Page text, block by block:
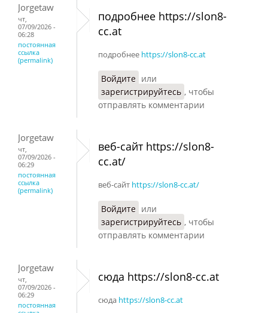
Jorgetaw
чт,
07/09/2026 -
06:28
постоянная
ссылка
(permalink)
подробнее https://slon8-
cc.at
подробнее https://slon8-cc.at
Войдите или
зарегистрируйтесь , чтобы
отправлять комментарии
Jorgetaw
чт,
07/09/2026 -
06:29
постоянная
ссылка
(permalink)
веб-сайт https://slon8-
cc.at/
веб-сайт https://slon8-cc.at/
Войдите или
зарегистрируйтесь , чтобы
отправлять комментарии
Jorgetaw
чт,
07/09/2026 -
06:29
постоянная
сюда https://slon8-cc.at
сюда https://slon8-cc.at